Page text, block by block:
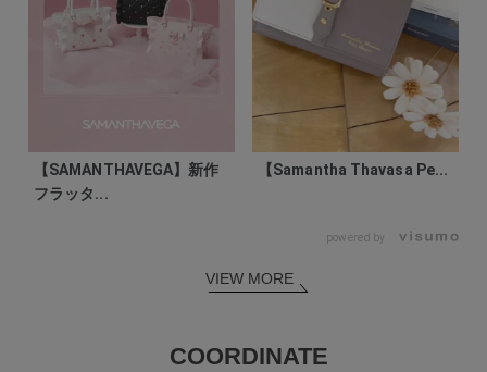
【SAMANTHAVEGA】新作
フラッタ...
【Samantha Thavasa Pe...
powered by
VIEW MORE
COORDINATE